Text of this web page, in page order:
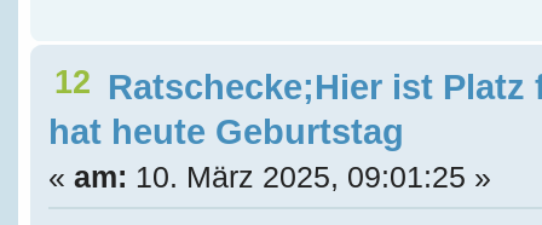
12 Ratschecke;Hier ist
hat heute Geburtstag
« am: 10. März 2025, 09:01:25 »